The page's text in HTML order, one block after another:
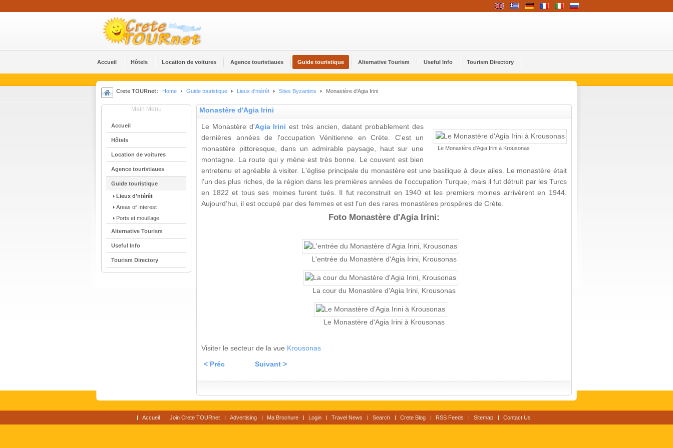
Accueil Hôtels Location de voitures Agence touristiaues Guide touristique Alternative Tourism Useful Info Tourism Directory
Crete TOURnet: Home Guide touristique Lieux d'ntérêt Sites Byzantins Monastère d'Agia Irini
Main Menu
Accueil
Hôtels
Location de voitures
Agence touristiaues
Guide touristique
Lieux d'ntérêt
Areas of Interest
Ports et mouillage
Alternative Tourism
Useful Info
Tourism Directory
Monastère d'Agia Irini
Le Monastère d'Agia Irini à Krousonas
Le Monastère d'Agia Irini est très ancien, datant probablement des
dernières années de l'occupation Vénitienne en Crète. C'est un
monastère pittoresque, dans un admirable paysage, haut sur une
montagne. La route qui y mène est très bonne. Le couvent est bien
entretenu et agréable à visiter. L'église principale du monastère est une basilique à deux ailes. Le monastère était
l'un des plus riches, de la région dans les premières années de l'occupation Turque, mais il fut détruit par les Turcs
en 1822 et tous ses moines furent tués. Il fut reconstruit en 1940 et les premiers moines arrivèrent en 1944.
Aujourd'hui, il est occupé par des femmes et est l'un des rares monastères prospères de Crète.
Foto Monastère d'Agia Irini:
L'entrée du Monastère d'Agia Irini, Krousonas
La cour du Monastère d'Agia Irini, Krousonas
Le Monastère d'Agia Irini à Krousonas
Visiter le secteur de la vue Krousonas
< Préc Suivant >
Accueil Join Crete TOURnet Advertising Ma Brochure Login Travel News Search Crete Blog RSS Feeds Sitemap Contact Us